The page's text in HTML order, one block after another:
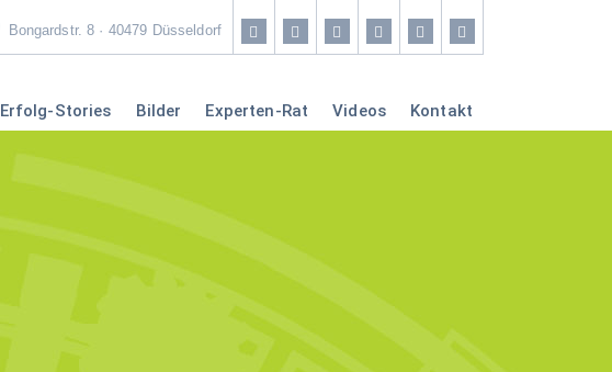
Bongardstr. 8 · 40479 Düsseldorf
Erfolg-Stories Bilder Experten-Rat Videos Kontakt
Home
Leistungen
Videos